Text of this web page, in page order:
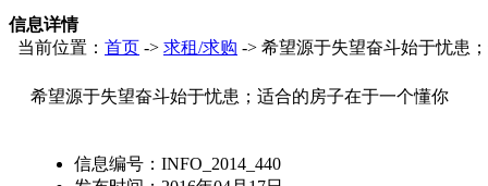
信息详情
当前位置： 首页 -> 求租/求购 -> 希望源于失望奋斗始于忧患
希望源于失望奋斗始于忧患；适合的房子在于一个懂你
信息编号： INFO_2014_440